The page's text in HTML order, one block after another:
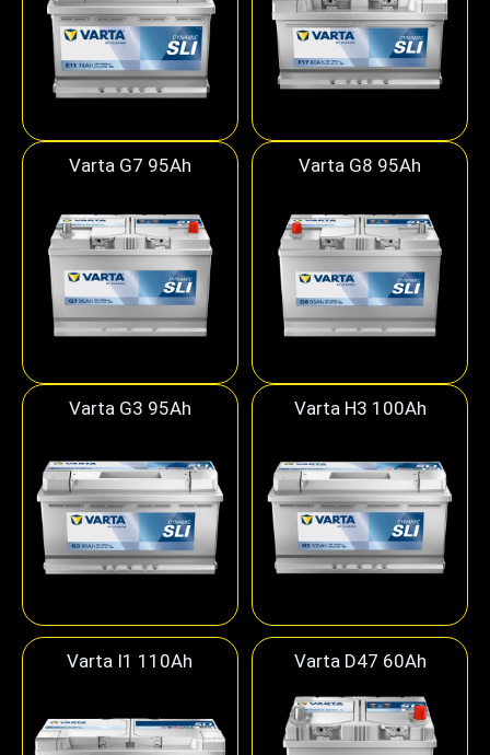
Varta G7 95Ah Varta G8 95Ah
Varta G3 95Ah Varta H3 100Ah
Varta I1 110Ah Varta D47 60Ah